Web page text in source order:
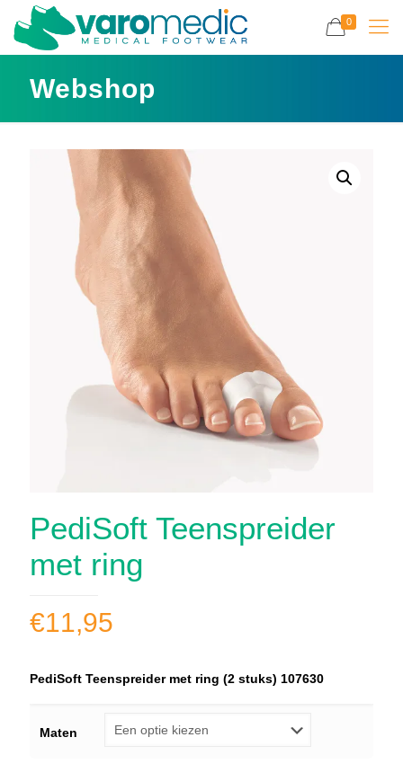
0
Webshop
PediSoft Teenspreider
met ring
€11,95
PediSoft Teenspreider met ring (2 stuks) 107630
Maten